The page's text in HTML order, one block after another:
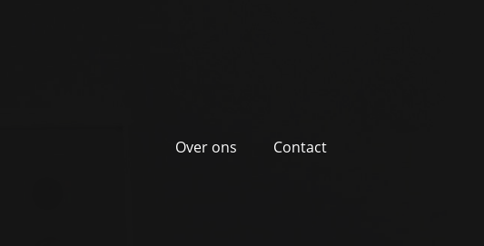
Over ons Contact